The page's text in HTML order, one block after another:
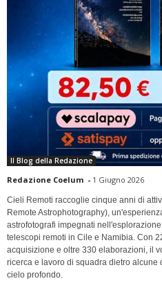
Il Blog della Redazione
Redazione Coelum - 1 Giugno 2026
Cieli Remoti raccoglie cinque anni di
Remote Astrophotography),
astrofotografi impegnati
telescopi remoti in Cile e Namibia. Con
acquisizione e oltre 330 elaborazioni, il
ricerca e lavoro di squadra dietro alcune
cielo profondo.